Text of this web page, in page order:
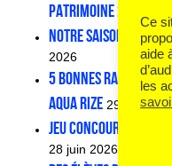
patrimoine 2026 ?
Notre saison Aqua
2026
5 bonnes raisons
Aqua Rize 29 juin
JEU CONCOURS –
28 juin 2026
Ce
aide
les